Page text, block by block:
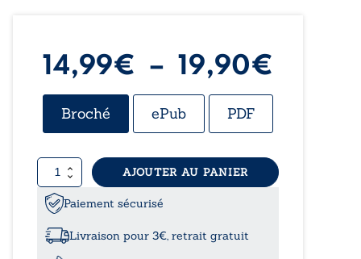
14,99€ – 19,90€
de
Broché ePub PDF
quantité
de
L’alchimie
AJOUTER AU PANIER
Paiement sécurisé
Livraison pour 3€, retrait gratuit